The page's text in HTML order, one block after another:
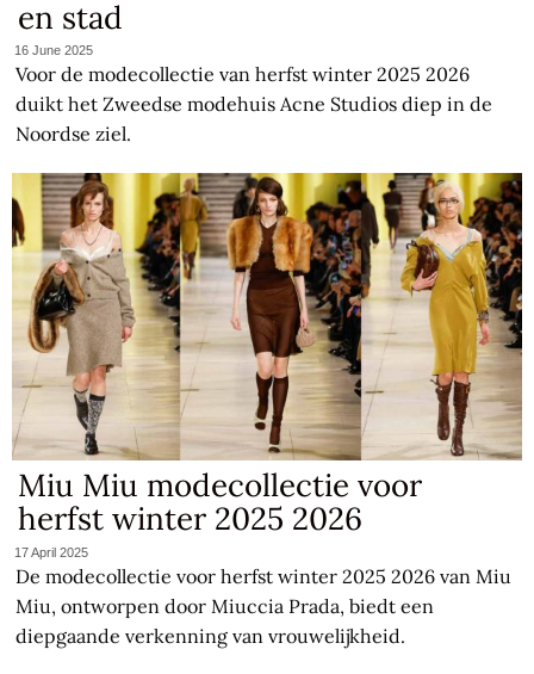
en stad
16 June 2025
Voor de modecollectie van herfst winter 2025 2026
duikt het Zweedse modehuis Acne Studios diep in de
Noordse ziel.
Miu Miu modecollectie voor
herfst winter 2025 2026
17 April 2025
De modecollectie voor herfst winter 2025 2026 van Miu
Miu, ontworpen door Miuccia Prada, biedt een
diepgaande verkenning van vrouwelijkheid.